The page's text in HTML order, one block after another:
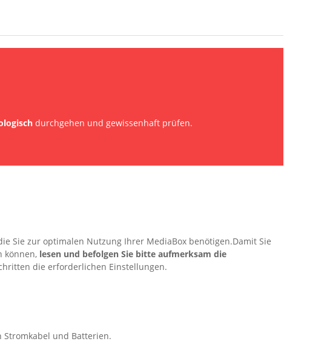
durchgehen und gewissenhaft prüfen.
Sie zur optimalen Nutzung Ihrer MediaBox benötigen.Damit Sie
können, lesen und befolgen Sie bitte aufmerksam die
die erforderlichen Einstellungen.
und Batterien.